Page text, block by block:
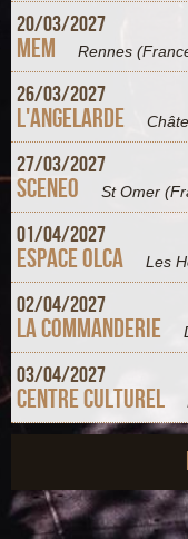
20/03/2027
MEM Rennes
26/03/2027
L'Angelarde
27/03/2027
Sceneo St Omer
01/04/2027
Espace Olca Les
02/04/2027
La Commanderie
03/04/2027
Centre Culturel